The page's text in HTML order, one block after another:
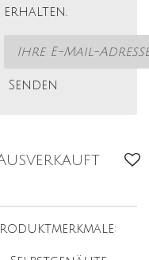
erhalten.
Senden